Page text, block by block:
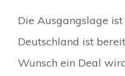
Die Ausgangslage
Deutschland ist
Wunsch ein Deal